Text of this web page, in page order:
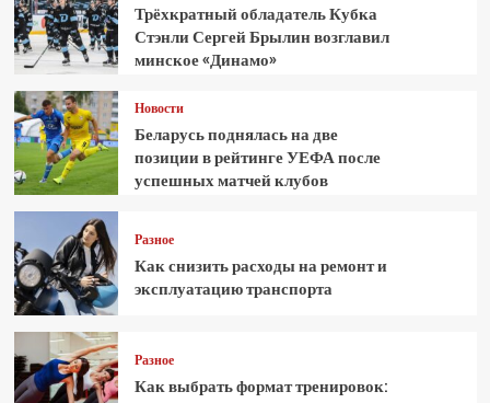
Трёхкратный обладатель Кубка
Стэнли Сергей Брылин возглавил
минское «Динамо»
Новости
Беларусь поднялась на две
позиции в рейтинге УЕФА после
успешных матчей клубов
Разное
Как снизить расходы на ремонт и
эксплуатацию транспорта
Разное
Как выбрать формат тренировок: